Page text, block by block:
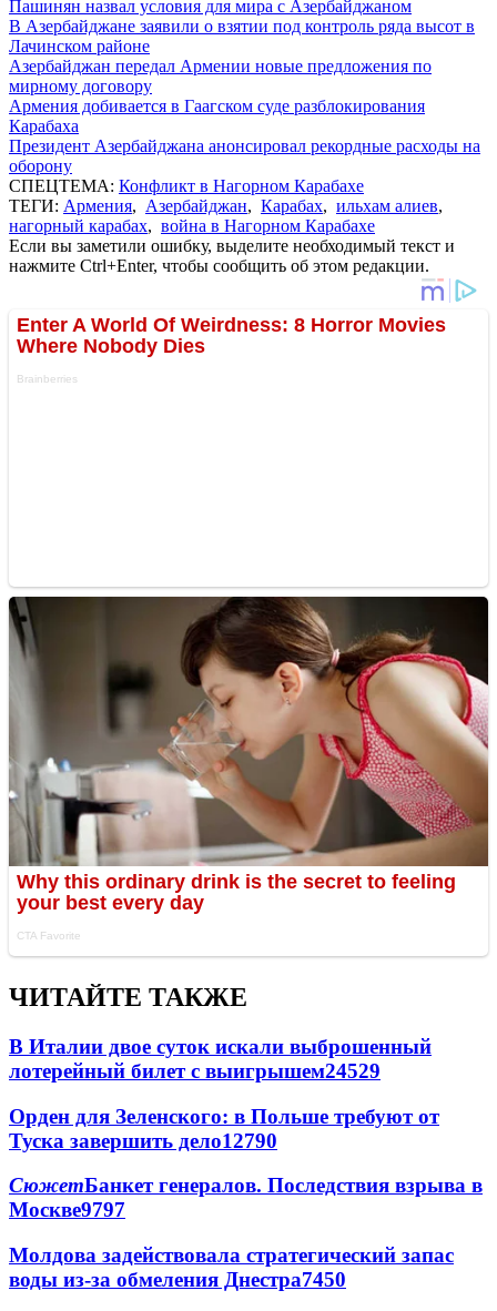
Пашинян назвал условия для мира с Азербайджаном
В Азербайджане заявили о взятии под контроль ряда высот в
Лачинском районе
Азербайджан передал Армении новые предложения по
мирному договору
Армения добивается в Гаагском суде разблокирования
Карабаха
Президент Азербайджана анонсировал рекордные расходы на
оборону
СПЕЦТЕМА: Конфликт в Нагорном Карабахе
ТЕГИ: Армения, Азербайджан, Карабах, ильхам алиев,
нагорный карабах, война в Нагорном Карабахе
Если вы заметили ошибку, выделите необходимый текст и
нажмите Ctrl+Enter, чтобы сообщить об этом редакции.
ЧИТАЙТЕ ТАКЖЕ
В Италии двое суток искали выброшенный
лотерейный билет с выигрышем24529
Орден для Зеленского: в Польше требуют от
Туска завершить дело12790
СюжетБанкет генералов. Последствия взрыва в
Москве9797
Молдова задействовала стратегический запас
воды из-за обмеления Днестра7450